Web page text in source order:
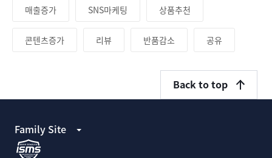
매출증가 SNS마케팅 상품추천
콘텐츠증가 리뷰 반품감소 공유
Family Site
Back to top